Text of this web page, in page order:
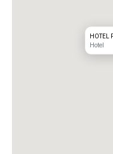
HOTEL
Hotel